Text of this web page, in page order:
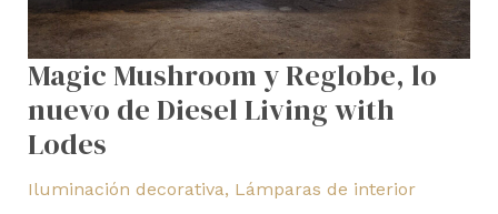
Magic Mushroom y Reglobe, lo
nuevo de Diesel Living with
Lodes
Iluminación decorativa, Lámparas de interior